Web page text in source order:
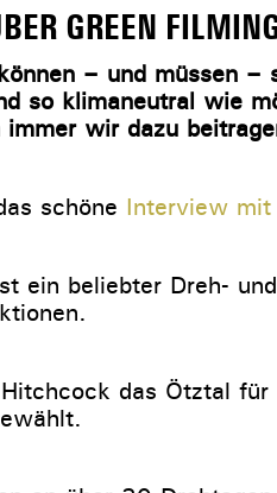
GREEN
– und müssen –
so klimaneutral wie
wir dazu
schöne Interview mit
ein beliebter Dreh-
das Ötztal für